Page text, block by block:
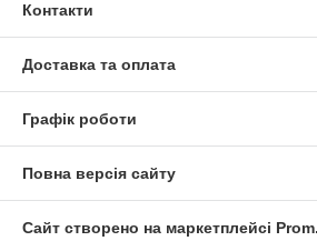
Контакти
Доставка та оплата
Графік роботи
Повна версія сайту
Сайт створено на маркетплейсі